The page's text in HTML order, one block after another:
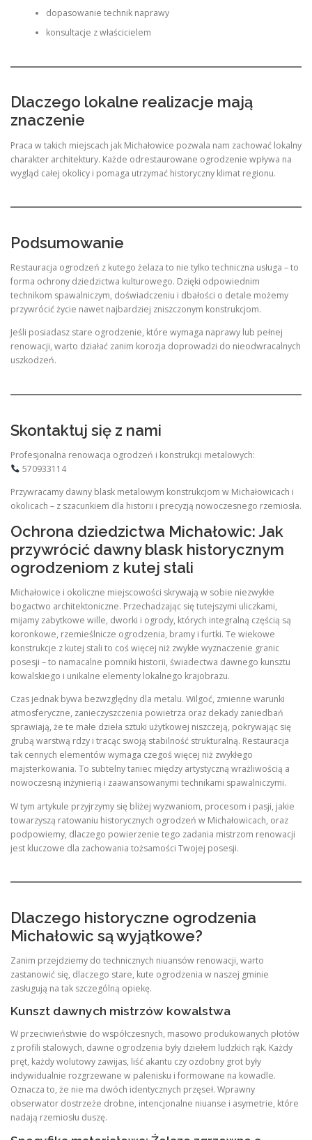
dopasowanie technik naprawy
konsultacje z właścicielem
Dlaczego lokalne realizacje mają
znaczenie
Praca w takich miejscach jak Michałowice pozwala nam zachować lokalny
charakter architektury. Każde odrestaurowane ogrodzenie wpływa na
wygląd całej okolicy i pomaga utrzymać historyczny klimat regionu.
Podsumowanie
Restauracja ogrodzeń z kutego żelaza to nie tylko techniczna usługa – to
forma ochrony dziedzictwa kulturowego. Dzięki odpowiednim
technikom spawalniczym, doświadczeniu i dbałości o detale możemy
przywrócić życie nawet najbardziej zniszczonym konstrukcjom.
Jeśli posiadasz stare ogrodzenie, które wymaga naprawy lub pełnej
renowacji, warto działać zanim korozja doprowadzi do nieodwracalnych
uszkodzeń.
Skontaktuj się z nami
Profesjonalna renowacja ogrodzeń i konstrukcji metalowych:
570933114
Przywracamy dawny blask metalowym konstrukcjom w Michałowicach i
okolicach – z szacunkiem dla historii i precyzją nowoczesnego rzemiosła.
Ochrona dziedzictwa Michałowic: Jak
przywrócić dawny blask historycznym
ogrodzeniom z kutej stali
Michałowice i okoliczne miejscowości skrywają w sobie niezwykłe
bogactwo architektoniczne. Przechadzając się tutejszymi uliczkami,
mijamy zabytkowe wille, dworki i ogrody, których integralną częścią są
koronkowe, rzemieślnicze ogrodzenia, bramy i furtki. Te wiekowe
konstrukcje z kutej stali to coś więcej niż zwykłe wyznaczenie granic
posesji – to namacalne pomniki historii, świadectwa dawnego kunsztu
kowalskiego i unikalne elementy lokalnego krajobrazu.
Czas jednak bywa bezwzględny dla metalu. Wilgoć, zmienne warunki
atmosferyczne, zanieczyszczenia powietrza oraz dekady zaniedbań
sprawiają, że te małe dzieła sztuki użytkowej niszczeją, pokrywając się
grubą warstwą rdzy i tracąc swoją stabilność strukturalną. Restauracja
tak cennych elementów wymaga czegoś więcej niż zwykłego
majsterkowania. To subtelny taniec między artystyczną wrażliwością a
nowoczesną inżynierią i zaawansowanymi technikami spawalniczymi.
W tym artykule przyjrzymy się bliżej wyzwaniom, procesom i pasji, jakie
towarzyszą ratowaniu historycznych ogrodzeń w Michałowicach, oraz
podpowiemy, dlaczego powierzenie tego zadania mistrzom renowacji
jest kluczowe dla zachowania tożsamości Twojej posesji.
Dlaczego historyczne ogrodzenia
Michałowic są wyjątkowe?
Zanim przejdziemy do technicznych niuansów renowacji, warto
zastanowić się, dlaczego stare, kute ogrodzenia w naszej gminie
zasługują na tak szczególną opiekę.
Kunszt dawnych mistrzów kowalstwa
W przeciwieństwie do współczesnych, masowo produkowanych płotów
z profili stalowych, dawne ogrodzenia były dziełem ludzkich rąk. Każdy
pręt, każdy wolutowy zawijas, liść akantu czy ozdobny grot były
indywidualnie rozgrzewane w palenisku i formowane na kowadle.
Oznacza to, że nie ma dwóch identycznych przęseł. Wprawny
obserwator dostrzeże drobne, intencjonalne niuanse i asymetrie, które
nadają rzemiosłu duszę.